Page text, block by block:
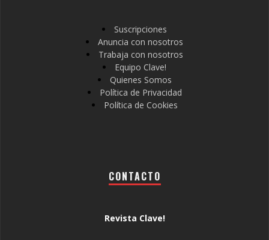
Suscripciones
Anuncia con nosotros
Trabaja con nosotros
Equipo Clave!
Quienes Somos
Política de Privacidad
Política de Cookies
CONTACTO
Revista Clave!